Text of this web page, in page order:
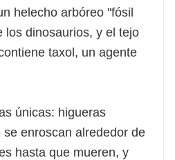
helecho arbóreo "fósil
los dinosaurios, y el tejo
taxol, un agente
únicas: higueras
enroscan alrededor de
hasta que mueren, y